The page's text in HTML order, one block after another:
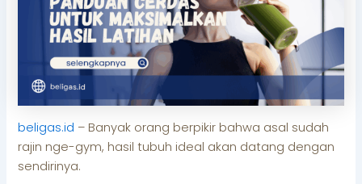
beligas.id – Banyak orang berpikir bahwa asal sudah
rajin nge-gym, hasil tubuh ideal akan datang dengan
sendirinya.